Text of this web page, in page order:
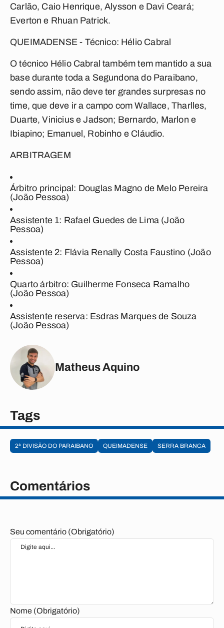
Carlão, Caio Henrique, Alysson e Davi Ceará;
Everton e Rhuan Patrick.
QUEIMADENSE - Técnico: Hélio Cabral
O técnico Hélio Cabral também tem mantido a sua
base durante toda a Segundona do Paraibano,
sendo assim, não deve ter grandes surpresas no
time, que deve ir a campo comWallace, Tharlles,
Duarte, Vinicius e Jadson; Bernardo, Marlon e
Ibiapino; Emanuel, Robinho e Cláudio.
ARBITRAGEM
Árbitro principal: Douglas Magno de Melo Pereira
(João Pessoa)
Assistente 1: Rafael Guedes de Lima (João
Pessoa)
Assistente 2: Flávia Renally Costa Faustino (João
Pessoa)
Quarto árbitro: Guilherme Fonseca Ramalho
(João Pessoa)
Assistente reserva: Esdras Marques de Souza
(João Pessoa)
Matheus Aquino
Tags
2ª DIVISÃO DO PARAIBANO QUEIMADENSE SERRA BRANCA
Comentários
Seu comentário (Obrigatório)
Nome (Obrigatório)